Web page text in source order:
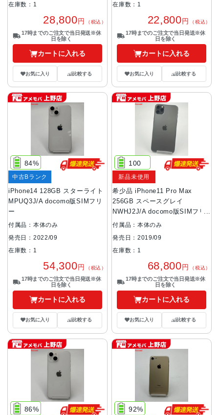
在庫数：1
28,800円 （税込）
17時までのご注文で当日発送※休
日を除く
カートに入れる
お気に入り 比較する
在庫数：1
22,800円 （税込）
17時までのご注文で当日発送※休
日を除く
カートに入れる
お気に入り 比較する
iPhone14 128GB スターライト
MPUQ3J/A docomo版SIMフリ
ー
84%
中古Bランク
付属品：本体のみ
発売日：2022/09
在庫数：1
54,300円 （税込）
17時までのご注文で当日発送※休
日を除く
カートに入れる
お気に入り 比較する
希少品 iPhone11 Pro Max
256GB スペースグレイ
NWHJ2J/A docomo版SIMフリ
ー 未使用品
100
新品未使用
付属品：本体のみ
発売日：2019/09
在庫数：1
68,800円 （税込）
17時までのご注文で当日発送※休
日を除く
カートに入れる
お気に入り 比較する
86% 92%